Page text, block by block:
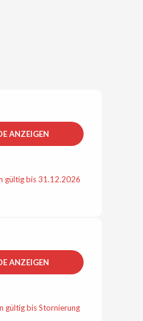
ANZEIGEN
gültig bis 31.12.2026
ANZEIGEN
gültig bis Stornierung